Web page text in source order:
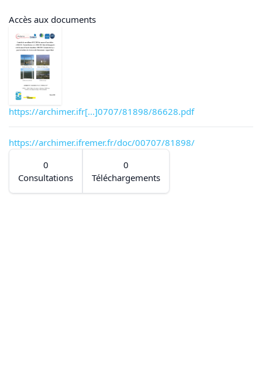
Accès aux documents
https://archimer.ifr[...]0707/81898/86628.pdf
https://archimer.ifremer.fr/doc/00707/81898/
0
Consultations
0
Téléchargements